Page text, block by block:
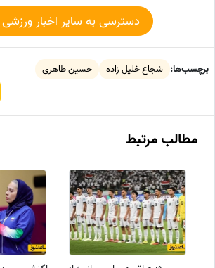
دسترسی به سایر اخبار ورزشی
برچسب‌ها: شجاع خلیل زاده حسین طاهری
مطالب مرتبط